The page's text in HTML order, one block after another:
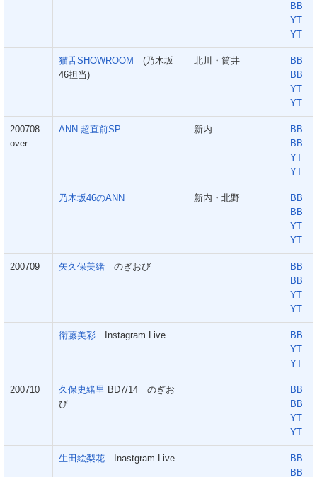
BB
YT
YT
猫舌SHOWROOM
(乃木坂
46担当)
北川・筒井
BB
BB
YT
YT
200708
over
ANN 超直前SP 新内
BB
BB
YT
YT
乃木坂46のANN 新内・北野
BB
BB
YT
YT
200709 矢久保美緒 のぎおび
BB
BB
YT
YT
衛藤美彩 Instagram Live
BB
YT
YT
200710 久保史緒里 BD7/14 のぎお
び
BB
BB
YT
YT
生田絵梨花 Inastgram Live
BB
BB